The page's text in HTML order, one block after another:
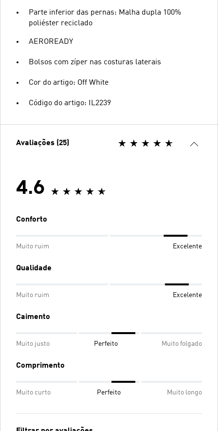
Parte inferior das pernas: Malha dupla 100%
poliéster reciclado
AEROREADY
Bolsos com zíper nas costuras laterais
Cor do artigo: Off White
Código do artigo: IL2239
Avaliações (25)
4.6
Conforto
Muito ruim Excelente
Qualidade
Muito ruim Excelente
Caimento
Muito justo Perfeito Muito folgado
Comprimento
Muito curto Perfeito Muito longo